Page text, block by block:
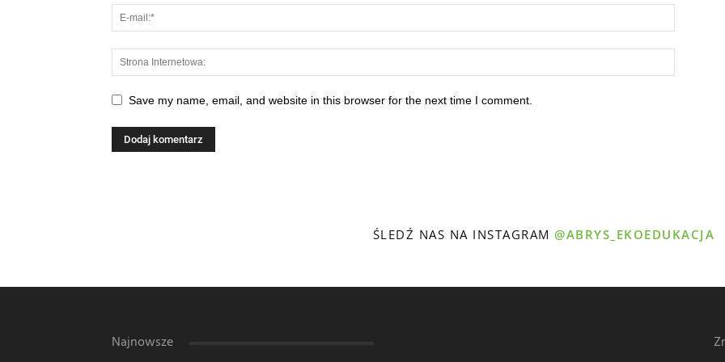
Save my name, email, and website in this browser for the next time I comment.
ŚLEDŹ NAS NA INSTAGRAM@ABRYS_EKOEDUKACJA
Najnowsze